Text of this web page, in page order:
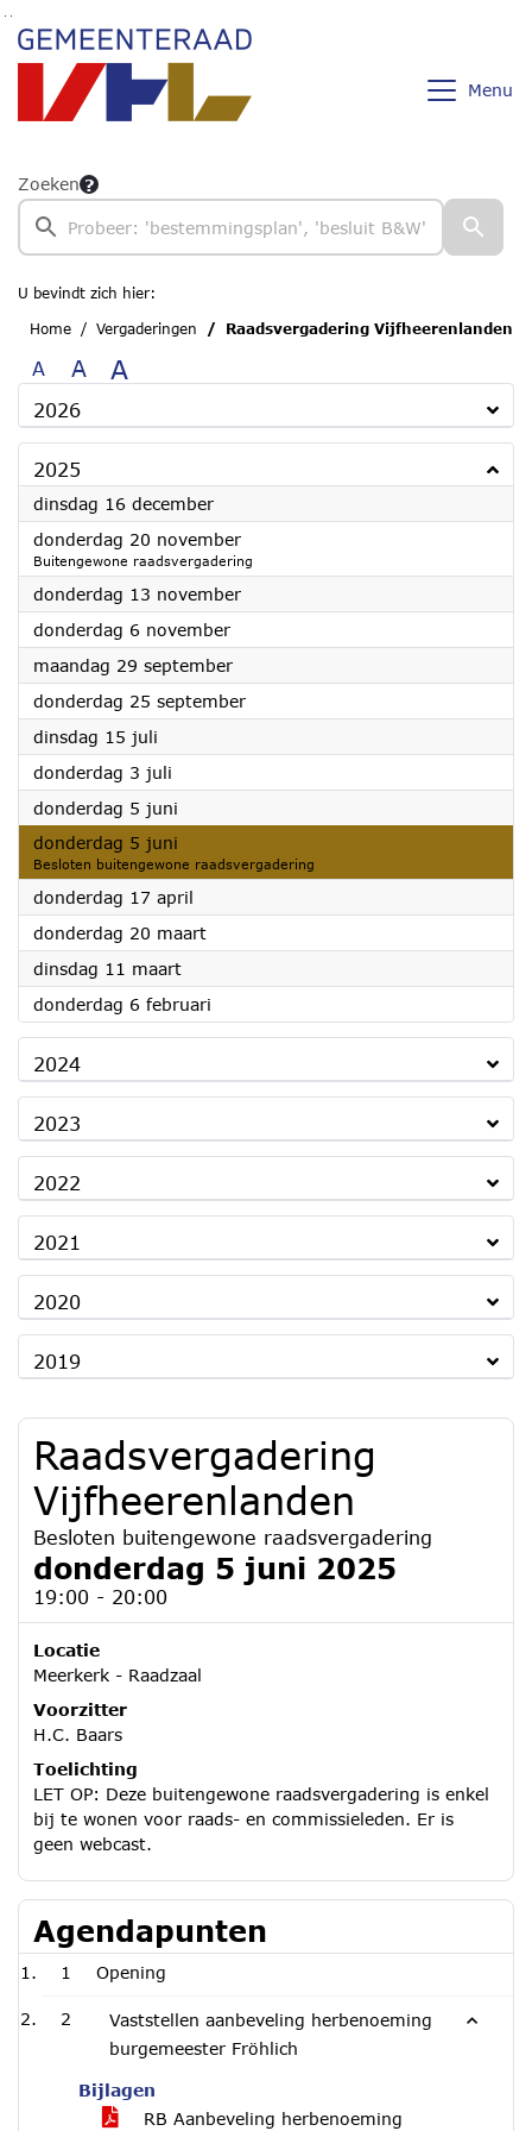
Ga naar de inhoud van deze pagina
Ga naar het zoeken
Ga naar het menu
Menu
Zoeken
U bevindt zich hier:
Home
Vergaderingen Raadsvergadering Vijfheerenlanden
A A A
2026
2025
dinsdag 16 december2025
donderdag 20 november2025
Buitengewone raadsvergadering
donderdag 13 november2025
donderdag 6 november2025
maandag 29 september2025
donderdag 25 september2025
dinsdag 15 juli
donderdag 3 juli
donderdag 5 juni
donderdag 5 juni
Besloten buitengewone raadsvergadering
donderdag 17 april
donderdag 20 maart2025
dinsdag 11 maart2025
donderdag 6 februari
2024
2023
2022
2021
2020
2019
Raadsvergadering
Vijfheerenlanden
Besloten buitengewone raadsvergadering
donderdag 5 juni 2025
19:00 - 20:00
Locatie
Meerkerk - Raadzaal
Voorzitter
H.C. Baars
Toelichting
LET OP: Deze buitengewone raadsvergadering is enkel
bij te wonen voor raads- en commissieleden. Er is
geen webcast.
Agendapunten
1 Opening
2
Vaststellen aanbeveling herbenoeming
burgemeester Fröhlich
Bijlagen
RB Aanbeveling herbenoeming